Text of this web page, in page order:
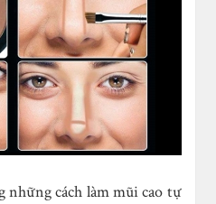
cách làm mũi cao tự